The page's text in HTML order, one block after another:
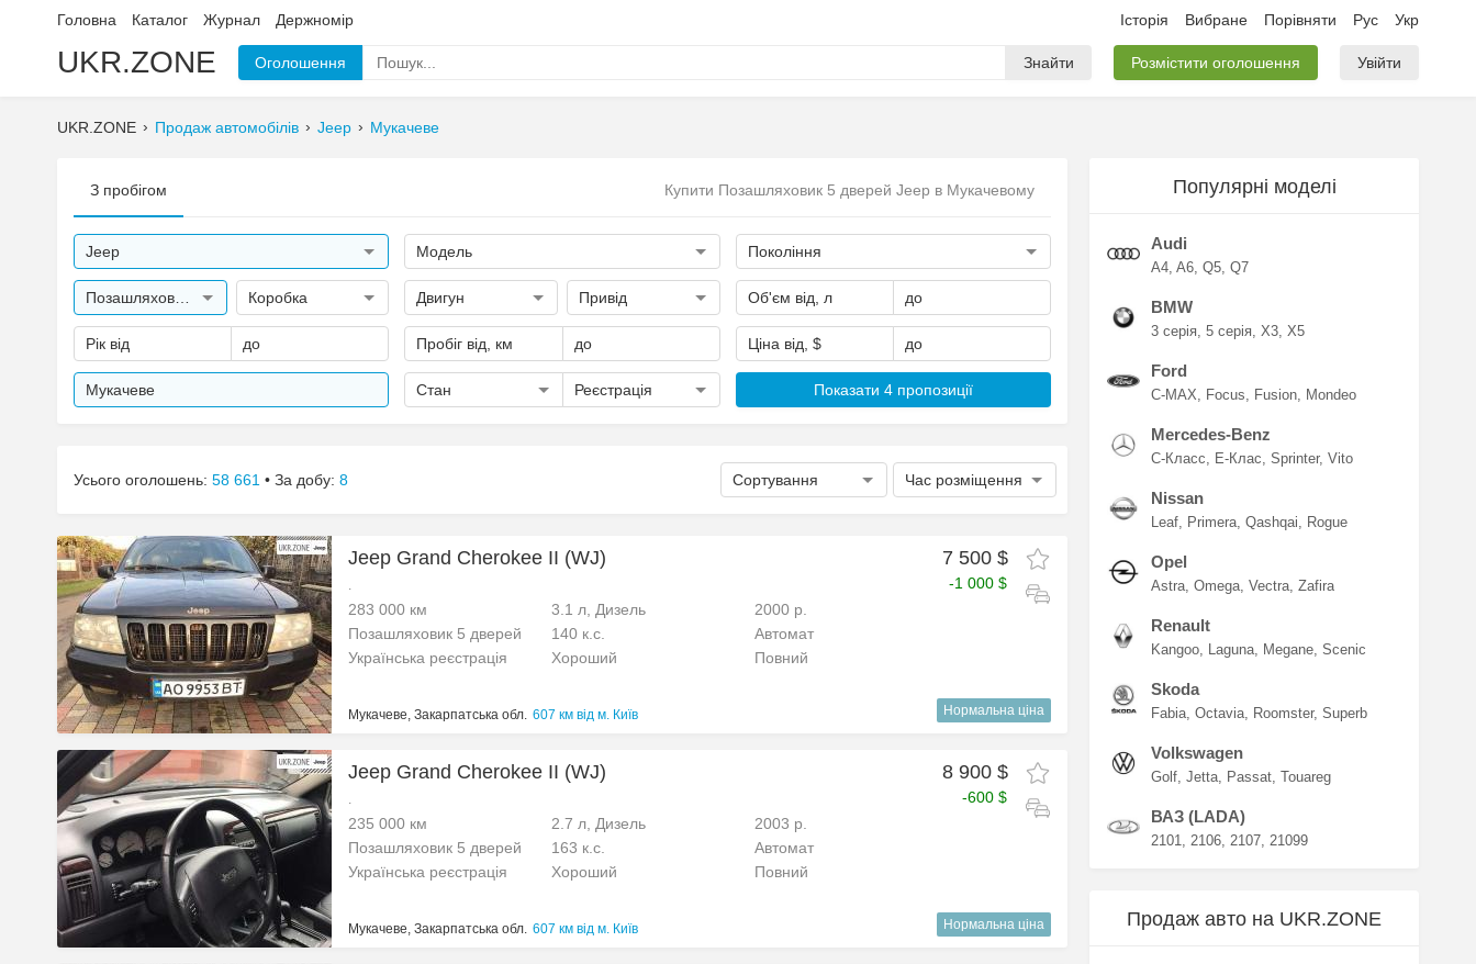
Головна Каталог Журнал Держномір Історія Вибране Порівняти Рус Укр
UKR.ZONE Оголошення Знайти Розмістити оголошення Увійти
UKR.ZONE Продаж автомобілів Jeep Мукачеве
З пробігом Купити Позашляховик 5 дверей Jeep в Мукачевому
Jeep Модель Покоління
Коробка Двигун Привід Об'єм від, л до
Рік від до Пробіг від, км до Ціна від, $ до
Мукачеве Стан Реєстрація Показати 4 пропозиції
Усього оголошень: 58 661 • За добу: 8 Сортування Час розміщення
Jeep Grand Cherokee II (WJ) 7 500 $
-1 000 $
.
283 000 км 3.1 л, Дизель
2000 р.
Позашляховик 5 дверей
140 к.с.
Автомат
Українська реєстрація
Хороший Повний
Мукачеве, Закарпатська обл. 607 км від м. Київ Нормальна ціна
Jeep Grand Cherokee II (WJ) 8 900 $
-600 $
.
235 000 км 2.7 л, Дизель
2003 р.
Позашляховик 5 дверей
163 к.с.
Автомат
Українська реєстрація
Хороший Повний
Мукачеве, Закарпатська обл. 607 км від м. Київ Нормальна ціна
Популярні моделі
Audi
A4 A6 Q5 Q7
BMW
3 серія 5 серія X3 X5
Ford
C-MAX Focus Fusion Mondeo
Mercedes-Benz
C-Класс E-Клас Sprinter Vito
Nissan
Leaf Primera Qashqai Rogue
Opel
Astra Omega Vectra Zafira
Renault
Kangoo Laguna Megane Scenic
Skoda
Fabia Octavia Roomster Superb
Volkswagen
Golf Jetta Passat Touareg
ВАЗ (LADA)
2101 2106 2107 21099
Продаж авто на UKR.ZONE